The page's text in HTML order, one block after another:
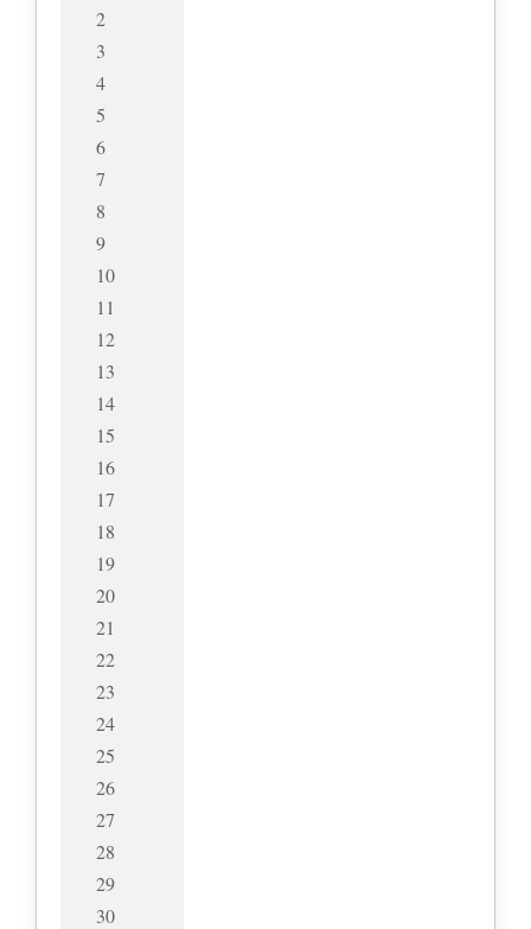
2
3
4
5
6
7
8
9
10
11
12
13
14
15
16
17
18
19
20
21
22
23
24
25
26
27
28
29
30